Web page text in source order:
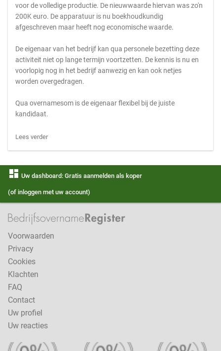
voor de volledige productie. De nieuwwaarde hiervan was zo'n
200K euro. De apparatuur is nu boekhoudkundig
afgeschreven maar heeft nog economische waarde.
De eigenaar van het bedrijf kan qua personele bezetting deze
activiteit niet op lange termijn voortzetten. De kennis is nu en
voorlopig nog in het bedrijf aanwezig en kan ook netjes
worden overgedragen.
Qua overnamesom is de eigenaar flexibel bij de juiste
kandidaat.
Lees verder
dashboard Uw dashboard: Gratis aanmelden als koper
(of inloggen met uw account)
Voorwaarden
Privacy
Cookies
Klachten
FAQ
Contact
Uw profiel
Uw reacties